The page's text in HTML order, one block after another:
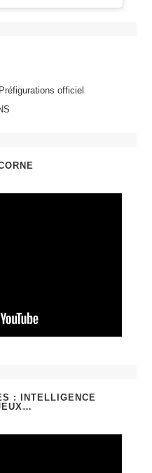
officiel
nouvel
: INTELLIGENCE